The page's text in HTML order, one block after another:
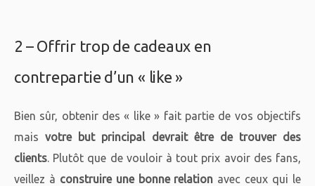
2 – Offrir trop de cadeaux en
contrepartie d’un « like »
Bien sûr, obtenir des « like » fait partie de vos objectifs
maisvotre but principal devrait être de trouver des
clients. Plutôt que de vouloir à tout prix avoir des fans,
veillez à construire une bonne relation avec ceux qui le